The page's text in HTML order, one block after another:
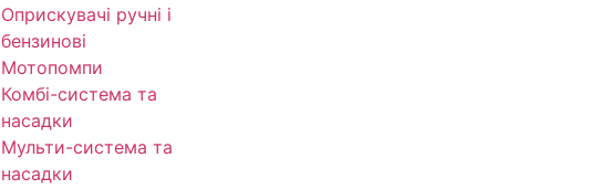
Оприскувачі ручні і
бензинові
Мотопомпи
Комбі-система та
насадки
Мульти-система та
насадки